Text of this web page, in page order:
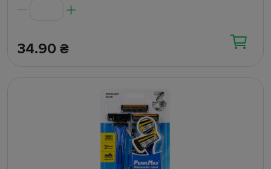
34.90 ₴